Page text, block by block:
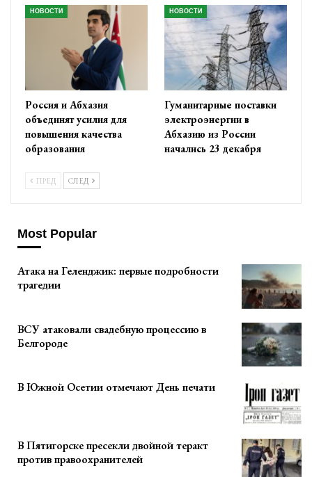
НОВОСТИ
Россия и Абхазия
объединят усилия для
повышения качества
образования
НОВОСТИ
Гуманитарные поставки
электроэнергии в
Абхазию из России
начались 23 декабря
ПРЕД СЛЕД
Most Popular
Атака на Геленджик: первые подробности
трагедии
ВСУ атаковали свадебную процессию в
Белгороде
В Южной Осетии отмечают День печати
В Пятигорске пресекли двойной теракт
против правоохранителей